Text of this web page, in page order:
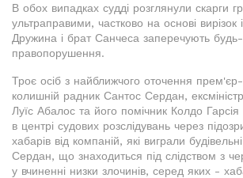
В обох випадках судді розглянули скарги
ультраправими, частково на основі вирізок
Дружина і брат Санчеса заперечують будь-
правопорушення.
Троє осіб з найближчого оточення прем'єр-
колишній радник Сантос Сердан,
Луїс Абалос та його помічник Колдо
в центрі судових розслідувань через
хабарів від компаній, які виграли
Сердан, що знаходиться під слідством з
у вчиненні низки злочинів, серед яких -